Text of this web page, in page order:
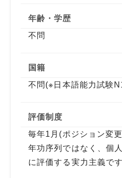
年齢・学歴
不問
国籍
不問(※日本語能力試験
評価制度
毎年1月(ポジション変
年功序列ではなく、個
に評価する実力主義です